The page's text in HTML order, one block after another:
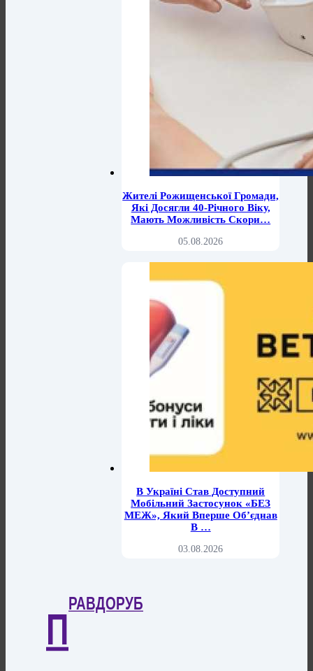
Жителі Рожищенської Громади,
Які Досягли 40-Річного Віку,
Мають Можливість Скори…
05.08.2026
В Україні Став Доступний
Мобільний Застосунок «БЕЗ
МЕЖ», Який Вперше Об’єднав
В …
03.08.2026
П
РАВДОРУБ